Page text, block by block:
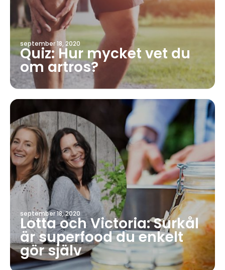
september 18, 2020
Quiz: Hur mycket vet du
om artros?
september 18, 2020
Lotta och Victoria: Surkål
är superfood du enkelt
gör själv